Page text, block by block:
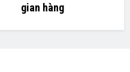
gian hàng